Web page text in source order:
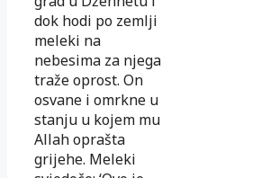
dok hodi po zemlji
meleki na
nebesima za njega
traže oprost. On
osvane i omrkne u
stanju u kojem mu
Allah oprašta
grijehe. Meleki